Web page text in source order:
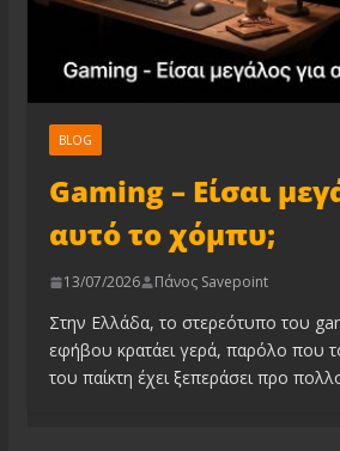
BLOG
Gaming – Είσαι
αυτό το χόμπυ;
13/07/2026 Πάνος Savepoint
Στην Ελλάδα, το στερεότυπο του
εφήβου κρατάει γερά, παρόλο που
του παίκτη έχει ξεπεράσει προ